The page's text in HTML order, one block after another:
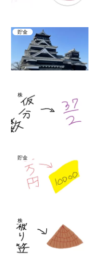
貯金
株
貯金
株